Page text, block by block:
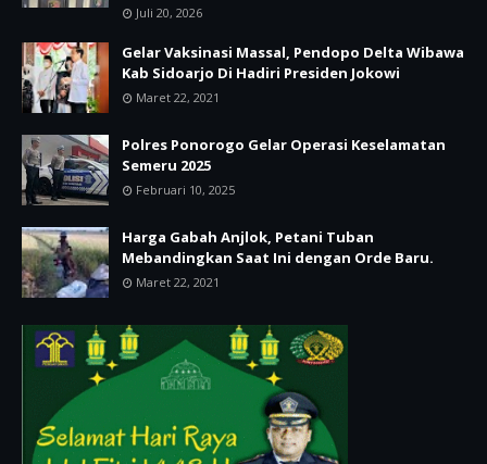
Juli 20, 2026
Gelar Vaksinasi Massal, Pendopo Delta Wibawa
Kab Sidoarjo Di Hadiri Presiden Jokowi
Maret 22, 2021
Polres Ponorogo Gelar Operasi Keselamatan
Semeru 2025
Februari 10, 2025
Harga Gabah Anjlok, Petani Tuban
Mebandingkan Saat Ini dengan Orde Baru.
Maret 22, 2021